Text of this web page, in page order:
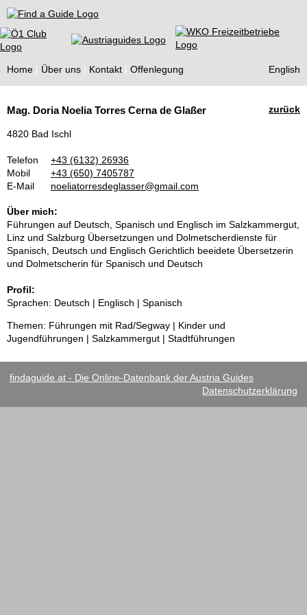
Find a Guide
Home Über uns Kontakt Offenlegung English
Guides
zurück
Mag. Doria Noelia Torres Cerna de Glaßer
4820 Bad Ischl
Telefon
+43 (6132) 26936
Mobil
+43 (650) 7405787
E-Mail
noeliatorresdeglasser@gmail.com
Über mich:
Führungen auf Deutsch, Spanisch und Englisch im Salzkammergut,
Linz und Salzburg Übersetzungen und Dolmetscherdienste für
Spanisch, Deutsch und Englisch Gerichtlich beeidete Übersetzerin
und Dolmetscherin für Spanisch und Deutsch
Profil:
Sprachen: Deutsch | Englisch | Spanisch
Themen: Führungen mit Rad/Segway | Kinder und
Jugendführungen | Salzkammergut | Stadtführungen
findaguide.at - Die Online-Datenbank der Austria Guides
Datenschutzerklärung